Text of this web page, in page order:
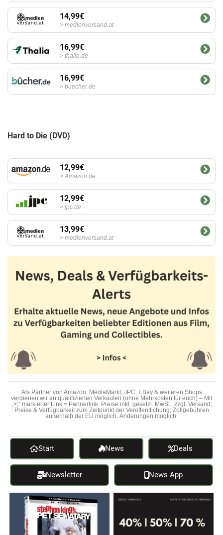
14,99€
medienversand.at
16,99€
thalia.de
16,99€
buecher.de
Hard to Die (DVD)
12,99€
Amazon.de
12,99€
jpc.de
13,99€
medienversand.at
Als Partner von Amazon, MediaMarkt, JPC, EBay & weiteren Shops
verdienen wir an qualifizierten Verkäufen (ohne Mehrkosten für euch) – Mit
„>;“ markierter Link = Partnerlink. Preise inkl. gesetzl. MwSt., zzgl. Versand;
Preise & Verfügbarkeit zum Zeitpunkt der Veröffentlichung; Zollgebühren
außerhalb der EU möglich; Änderungen möglich.
Start News Deals
Newsletter News App